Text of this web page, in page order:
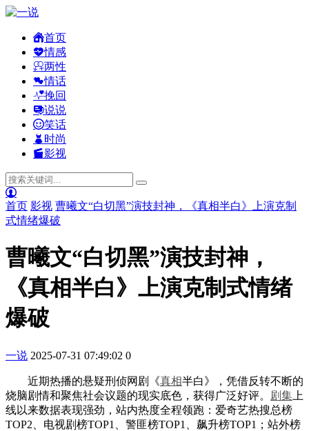
首页
情感
两性
情话
挽回
说说
笑话
时尚
影视
首页 影视 曹曦文“白切黑”演技封神，《真相半白》上演克制
式情绪爆破
曹曦文“白切黑”演技封神，
《真相半白》上演克制式情绪
爆破
一说 2025-07-31 07:49:02 0
近期热播的悬疑刑侦网剧《真相半白》，凭借反转不断的
烧脑剧情和聚焦社会议题的现实底色，获得广泛好评。 剧集 上
线以来数据表现强劲，站内热度全程领跑：爱奇艺热搜总榜
TOP2、电视剧榜TOP1、警匪榜TOP1、飙升榜TOP1；站外榜